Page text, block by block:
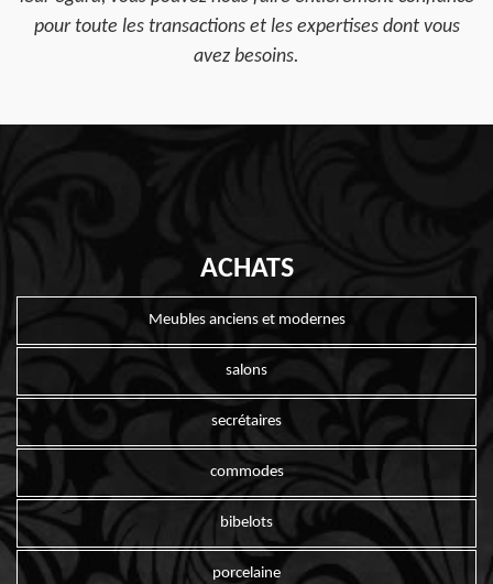
pour toute les transactions et les expertises dont vous
avez besoins.
ACHATS
Meubles anciens et modernes
salons
secrétaires
commodes
bibelots
porcelaine